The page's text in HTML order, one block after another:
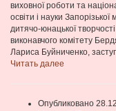
виховної роботи та
освіти і науки
дитячо-юнацької творчості
виконавчого комітету
Лариса Буйниченко,
Читать далее
Опубликовано